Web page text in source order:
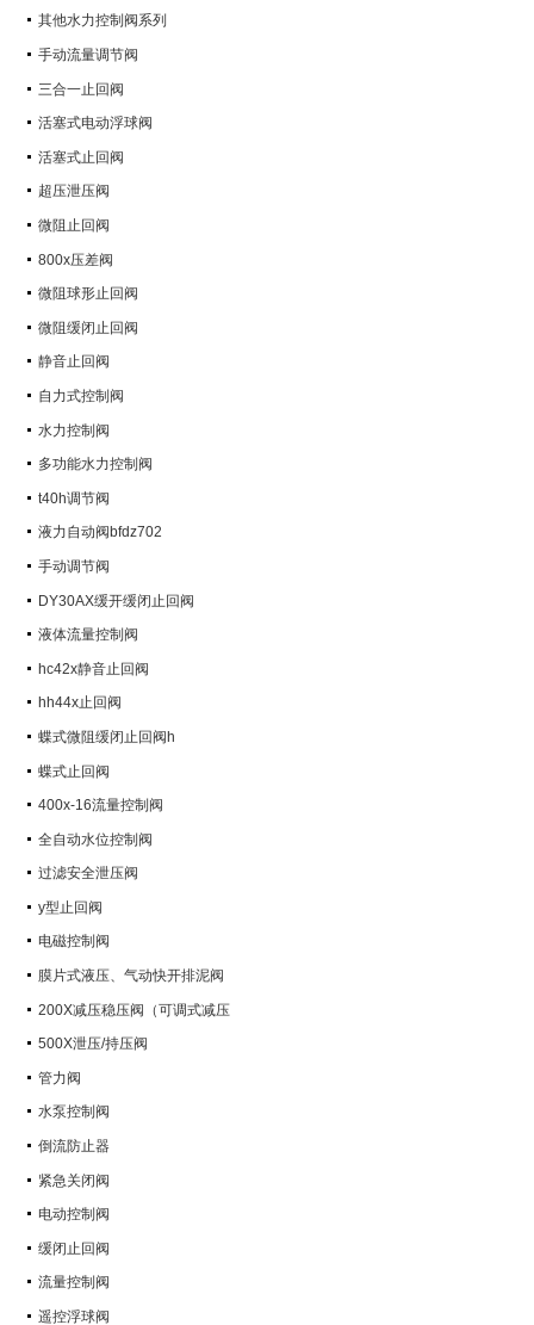
其他水力控制阀系列
手动流量调节阀
三合一止回阀
活塞式电动浮球阀
活塞式止回阀
超压泄压阀
微阻止回阀
800x压差阀
微阻球形止回阀
微阻缓闭止回阀
静音止回阀
自力式控制阀
水力控制阀
多功能水力控制阀
t40h调节阀
液力自动阀bfdz702
手动调节阀
DY30AX缓开缓闭止回阀
液体流量控制阀
hc42x静音止回阀
hh44x止回阀
蝶式微阻缓闭止回阀h
蝶式止回阀
400x-16流量控制阀
全自动水位控制阀
过滤安全泄压阀
y型止回阀
电磁控制阀
膜片式液压、气动快开排泥阀
200X减压稳压阀（可调式减压
阀）
500X泄压/持压阀
管力阀
水泵控制阀
倒流防止器
紧急关闭阀
电动控制阀
缓闭止回阀
流量控制阀
遥控浮球阀